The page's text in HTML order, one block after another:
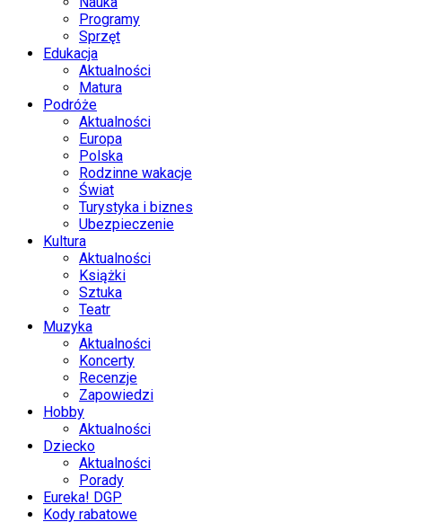
Programy
Sprzęt
Edukacja
Aktualności
Matura
Podróże
Aktualności
Europa
Polska
Rodzinne wakacje
Świat
Turystyka i biznes
Ubezpieczenie
Kultura
Aktualności
Książki
Sztuka
Teatr
Muzyka
Aktualności
Koncerty
Recenzje
Zapowiedzi
Hobby
Aktualności
Dziecko
Aktualności
Porady
Eureka! DGP
Kody rabatowe